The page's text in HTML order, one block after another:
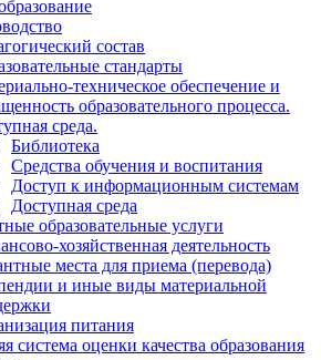
состав
стандарты
техническое обеспечение и
образовательного процесса.
среда.
Библиотека
Средства обучения и воспитания
Доступ к информационным системам
Доступная среда
образовательные услуги
хозяйственная деятельность
места для приема (перевода)
и иные виды материальной
питания
система оценки качества образования